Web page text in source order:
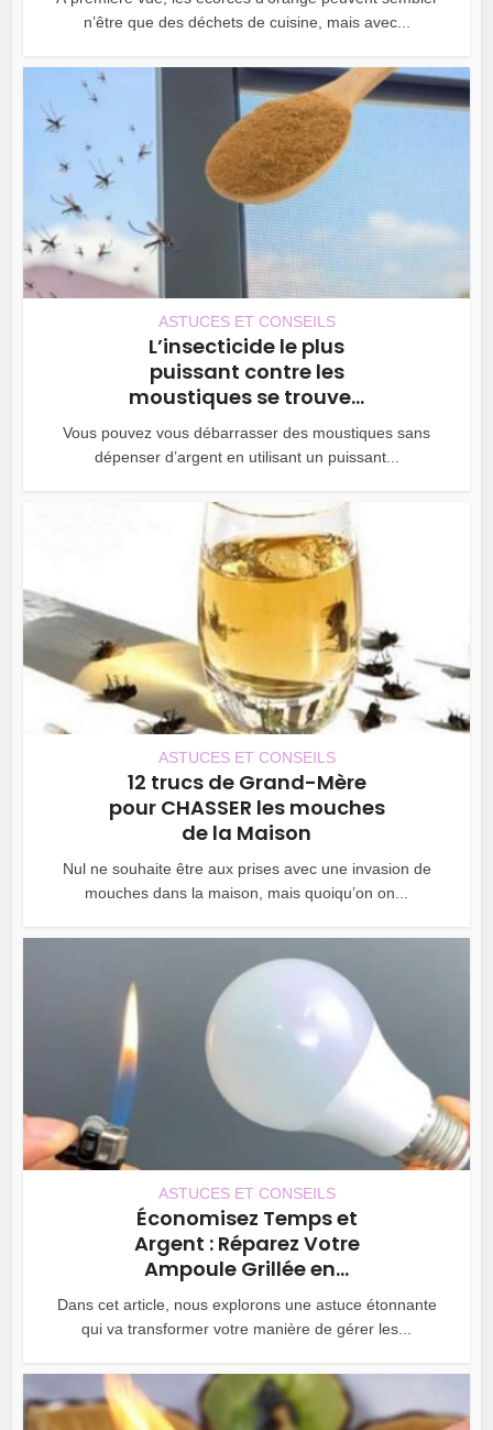
n’être que des déchets de cuisine, mais avec...
ASTUCES ET CONSEILS
L’insecticide le plus
puissant contre les
moustiques se trouve...
Vous pouvez vous débarrasser des moustiques sans
dépenser d’argent en utilisant un puissant...
ASTUCES ET CONSEILS
12 trucs de Grand-Mère
pour CHASSER les mouches
de la Maison
Nul ne souhaite être aux prises avec une invasion de
mouches dans la maison, mais quoiqu’on on...
ASTUCES ET CONSEILS
Économisez Temps et
Argent : Réparez Votre
Ampoule Grillée en...
Dans cet article, nous explorons une astuce étonnante
qui va transformer votre manière de gérer les...